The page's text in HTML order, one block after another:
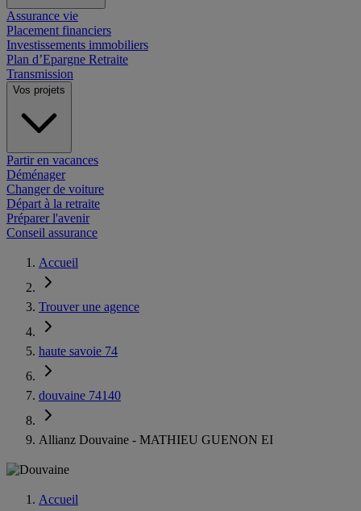
Assurance vie
Placement financiers
Investissements immobiliers
Plan d’Epargne Retraite
Transmission
Vos projets
Partir en vacances
Déménager
Changer de voiture
Départ à la retraite
Préparer l'avenir
Conseil assurance
Accueil
Trouver une agence
haute savoie 74
douvaine 74140
Allianz Douvaine - MATHIEU GUENON EI
Accueil